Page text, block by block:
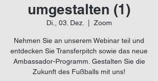
umgestalten (1)
Di., 03. Dez. Zoom
Nehmen Sie an unserem Webinar teil und
entdecken Sie Transferpitch sowie das neue
Ambassador-Programm. Gestalten Sie die
Zukunft des Fußballs mit uns!